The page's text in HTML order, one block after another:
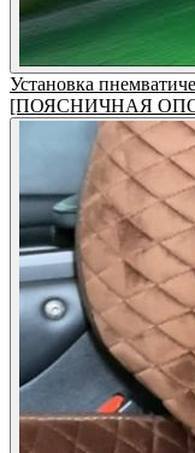
Установка
[ПОЯСНИЧНАЯ